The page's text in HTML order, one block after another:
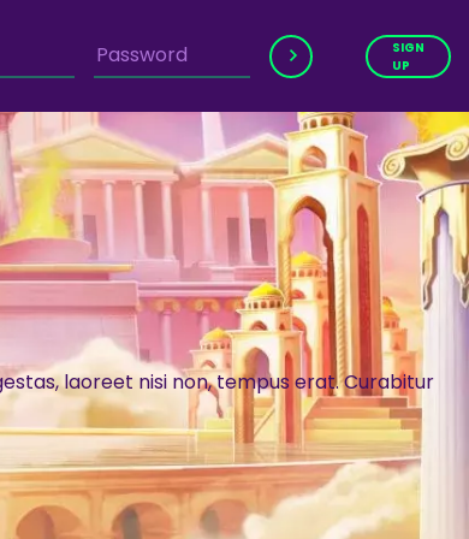
SIGN
UP
laoreet nisi non, tempus erat. Curabitur